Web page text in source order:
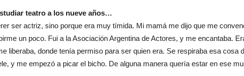
teatro a los nueve años…
ser actriz, sino porque era muy tímida. Mi mamá me dijo que me
un poco. Fui a la Asociación Argentina de Actores, y me encantaba.
liberaba, donde tenía permiso para ser quien era. Se respiraba esa cosa
y me empezó a picar el bicho. De alguna manera quería estar en ese